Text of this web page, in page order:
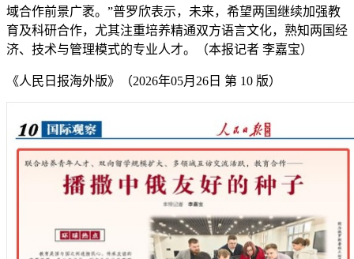
域合作前景广袤。”普罗欣表示，未来，希望两国继续加强教
育及科研合作，尤其注重培养精通双方语言文化，熟知两国经
济、技术与管理模式的专业人才。（本报记者 李嘉宝）
《人民日报海外版》（2026年05月26日 第 10 版）